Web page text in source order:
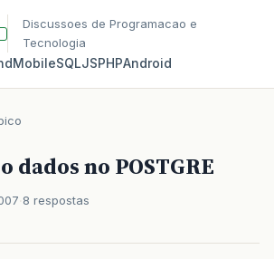
Discussoes de Programacao e
Tecnologia
MobileSQLJSPHPAndroid
dados no POSTGRE
8 respostas